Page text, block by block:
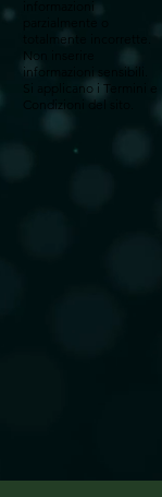
totalmente incorrette.
Non inserire
informazioni sensibili.
Si applicano i Termini e
Condizioni del sito.